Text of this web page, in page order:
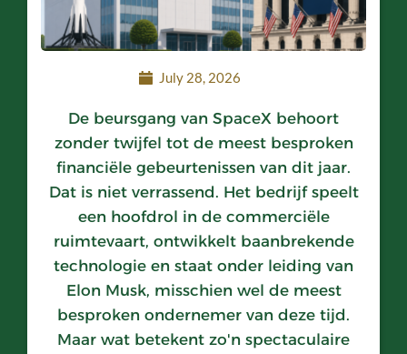
July 28, 2026
De beursgang van SpaceX behoort
zonder twijfel tot de meest besproken
financiële gebeurtenissen van dit jaar.
Dat is niet verrassend. Het bedrijf speelt
een hoofdrol in de commerciële
ruimtevaart, ontwikkelt baanbrekende
technologie en staat onder leiding van
Elon Musk, misschien wel de meest
besproken ondernemer van deze tijd.
Maar wat betekent zo'n spectaculaire